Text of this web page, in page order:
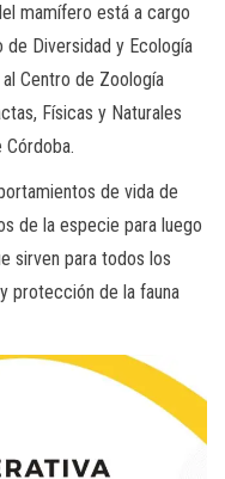
mamífero está a cargo
Diversidad y Ecología
Centro de Zoología
Físicas y Naturales
Córdoba.
de vida de
de la especie para luego
sirven para todos los
protección de la fauna